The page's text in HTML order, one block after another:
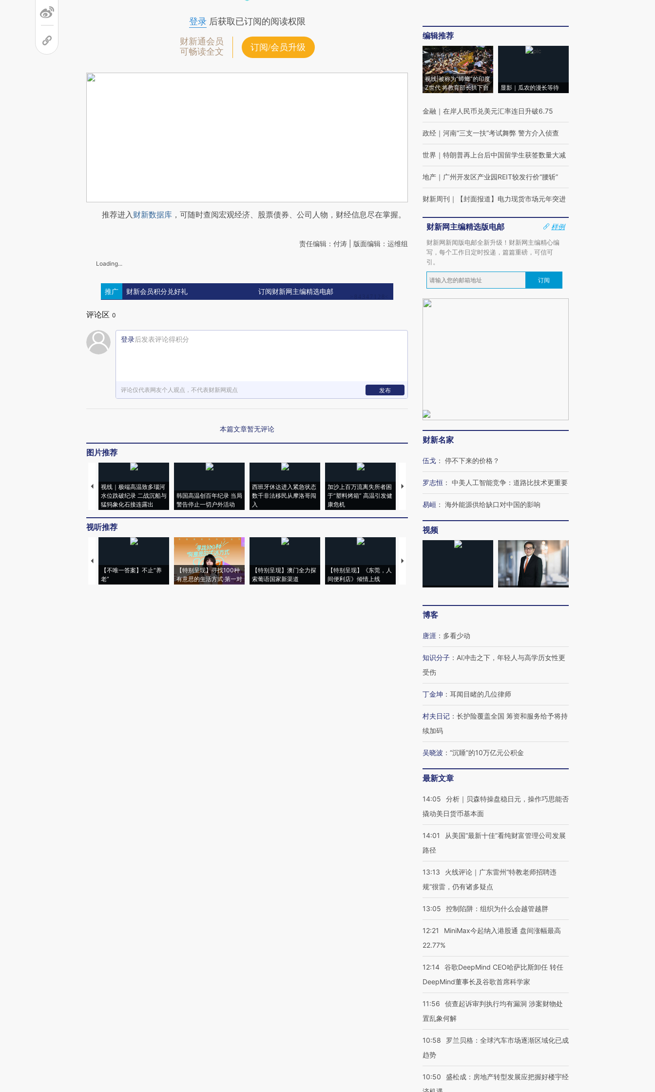
登录后获取已订阅的阅读权限
财新通会员
可畅读全文
订阅/会员升级
推荐进入财新数据库 ，可随时查阅宏观经济、股票债券、公司人物，财经信息尽在掌握。
责任编辑：付涛 | 版面编辑：运维组
Loading...
推广 财新会员积分兑好礼 订阅财新网主编精选电邮
评论区 0
登录后发表评论得积分
评论仅代表网友个人观点，不代表财新网观点 发布
本篇文章暂无评论
图片推荐
视线｜极端高温致多瑙河
水位跌破纪录 二战沉船与
猛犸象化石接连露出
韩国高温创百年纪录 当局
警告停止一切户外活动
西班牙休达进入紧急状态
数千非法移民从摩洛哥闯
入
加沙上百万流离失所者困
于“塑料烤箱” 高温引发健
康危机
马航飞行员跨国走私7万
粒摇头丸 尿检体内含3种
泽连斯基密集出访美英 索
要防空导弹“救急”
秘鲁纳斯卡观光飞机坠毁
视听推荐
【不唯一答案】不止“养
老”
【特别呈现】寻找100种
有意思的生活方式·第一对
【特别呈现】澳门全力探
索葡语国家新渠道
【特别呈现】《东莞，人
间便利店》倾情上线
【推广】走进第四届链博
【特别呈现】寻找100种
有意思的生活方式·第三对
CFO：不靠规模取胜，华
住三大增长引擎是什么？
编辑推荐
视线|被称为“蟑螂”的印度
Z世代 将教育部长拱下台
显影｜瓜农的漫长等待
金融 ｜ 在岸人民币兑美元汇率连日升破6.75
政经 ｜ 河南“三支一扶”考试舞弊 警方介入侦查
世界 ｜ 特朗普再上台后中国留学生获签数量大减
地产 ｜ 广州开发区产业园REIT较发行价“腰斩”
财新周刊 ｜ 【封面报道】电力现货市场元年突进
财新网主编精选版电邮
样例
财新网新闻版电邮全新升级！财新网主编精心编
写，每个工作日定时投递，篇篇重磅，可信可
引。
订阅
财新名家
伍戈 ： 停不下来的价格？
罗志恒 ： 中美人工智能竞争：道路比技术更重要
易峘 ： 海外能源供给缺口对中国的影响
视频
博客
唐涯 ： 多看少动
知识分子 ： AI冲击之下，年轻人与高学历女性更
受伤
丁金坤 ： 耳闻目睹的几位律师
村夫日记 ： 长护险覆盖全国 筹资和服务给予将持
续加码
吴晓波 ： “沉睡”的10万亿元公积金
最新文章
14:05
分析｜贝森特操盘稳日元，操作巧思能否
撬动美日货币基本面
14:01
从美国“最新十佳”看纯财富管理公司发展
路径
13:13
火线评论｜广东雷州“特教老师招聘违
规”很雷，仍有诸多疑点
13:05 控制陷阱：组织为什么会越管越胖
12:21
MiniMax今起纳入港股通 盘间涨幅最高
22.77%
12:14 谷歌DeepMind CEO哈萨比斯卸任 转任
DeepMind董事长及谷歌首席科学家
11:56
侦查起诉审判执行均有漏洞 涉案财物处
置乱象何解
10:58
罗兰贝格：全球汽车市场逐渐区域化已成
趋势
10:50
盛松成：房地产转型发展应把握好楼宇经